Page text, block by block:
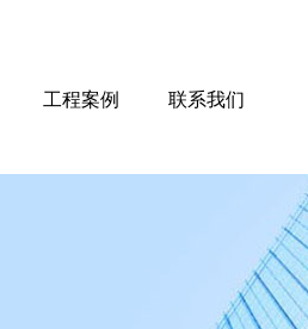
工程案例 联系我们